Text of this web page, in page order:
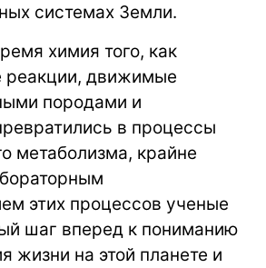
системах Земли.
химия того, как
реакции, движимые
породами и
в процессы
метаболизма, крайне
этих процессов ученые
шаг вперед к пониманию
жизни на этой планете и